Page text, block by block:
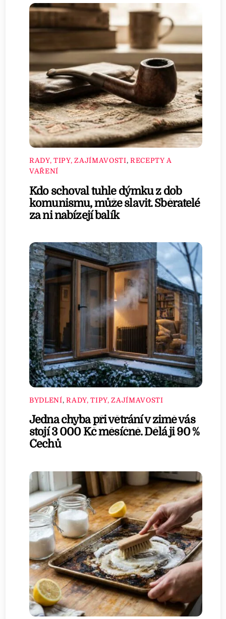
RADY, TIPY, ZAJÍMAVOSTI, RECEPTY A
VAŘENÍ
Kdo schoval tuhle dýmku z dob
komunismu, může slavit. Sběratelé
za ni nabízejí balík
BYDLENÍ,RADY, TIPY, ZAJÍMAVOSTI
Jedna chyba při větrání v zimě vás
stojí 3 000 Kč měsíčně. Dělá ji 90 %
Čechů